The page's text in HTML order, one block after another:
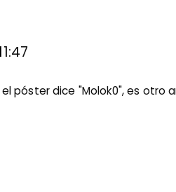
póster dice "Molok0", es otro